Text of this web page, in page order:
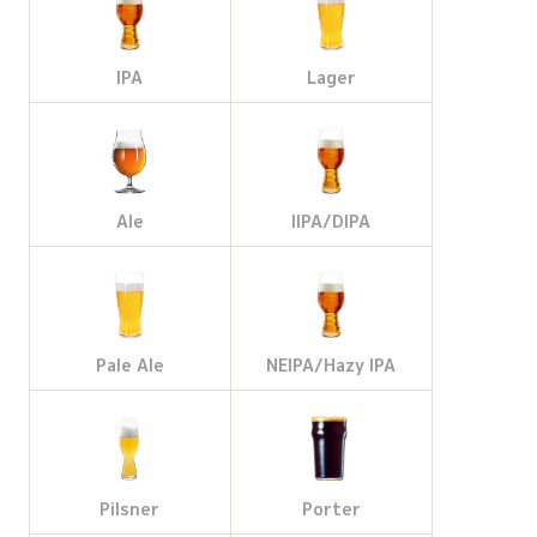
IPA Lager
Ale IIPA/DIPA
Pale Ale NEIPA/Hazy IPA
Pilsner Porter